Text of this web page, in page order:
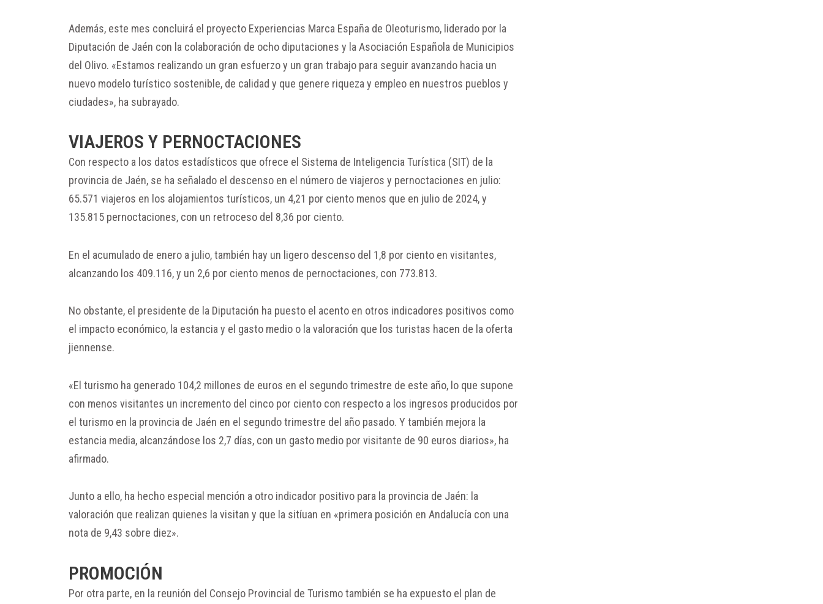
Además, este mes concluirá el proyecto Experiencias Marca España de Oleoturismo, liderado por la
Diputación de Jaén con la colaboración de ocho diputaciones y la Asociación Española de Municipios
del Olivo. «Estamos realizando un gran esfuerzo y un gran trabajo para seguir avanzando hacia un
nuevo modelo turístico sostenible, de calidad y que genere riqueza y empleo en nuestros pueblos y
ciudades», ha subrayado.
VIAJEROS Y PERNOCTACIONES
Con respecto a los datos estadísticos que ofrece el Sistema de Inteligencia Turística (SIT) de la
provincia de Jaén, se ha señalado el descenso en el número de viajeros y pernoctaciones en julio:
65.571 viajeros en los alojamientos turísticos, un 4,21 por ciento menos que en julio de 2024, y
135.815 pernoctaciones, con un retroceso del 8,36 por ciento.
En el acumulado de enero a julio, también hay un ligero descenso del 1,8 por ciento en visitantes,
alcanzando los 409.116, y un 2,6 por ciento menos de pernoctaciones, con 773.813.
No obstante, el presidente de la Diputación ha puesto el acento en otros indicadores positivos como
el impacto económico, la estancia y el gasto medio o la valoración que los turistas hacen de la oferta
jiennense.
«El turismo ha generado 104,2 millones de euros en el segundo trimestre de este año, lo que supone
con menos visitantes un incremento del cinco por ciento con respecto a los ingresos producidos por
el turismo en la provincia de Jaén en el segundo trimestre del año pasado. Y también mejora la
estancia media, alcanzándose los 2,7 días, con un gasto medio por visitante de 90 euros diarios», ha
afirmado.
Junto a ello, ha hecho especial mención a otro indicador positivo para la provincia de Jaén: la
valoración que realizan quienes la visitan y que la sitíuan en «primera posición en Andalucía con una
nota de 9,43 sobre diez».
PROMOCIÓN
Por otra parte, en la reunión del Consejo Provincial de Turismo también se ha expuesto el plan de